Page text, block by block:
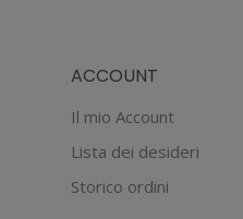
ACCOUNT
Il mio Account
Lista dei desideri
Storico ordini